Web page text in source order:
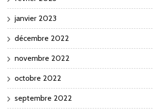
janvier 2023
décembre 2022
novembre 2022
octobre 2022
septembre 2022